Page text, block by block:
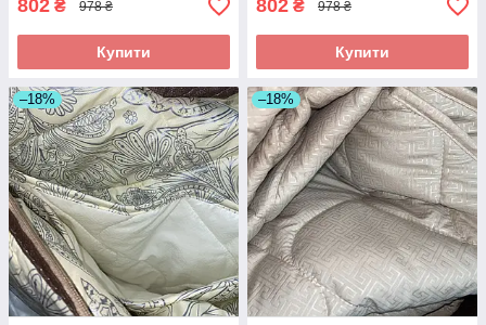
802 ₴ 978 ₴
Купити
802 ₴ 978 ₴
Купити
–18% –18%